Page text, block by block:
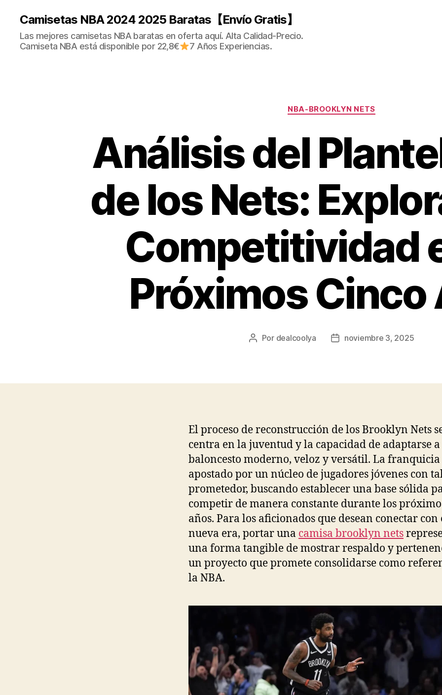
Camisetas NBA 2024 2025 Baratas【Envío Gratis】
Las mejores camisetas NBA baratas en oferta aquí. Alta Calidad-Precio.
Camiseta NBA está disponible por 22,8€
7 Años Experiencias.
Categorías
NBA-BROOKLYN NETS
Análisis del
de los Nets:
Competitividad
Próximos Cinco
Autor
Por dealcoolya
Fechanoviembre 3, 2025
El proceso de reconstrucción de los Brooklyn Nets
centra en la juventud y la capacidad de adaptarse
baloncesto moderno, veloz y versátil. La franquicia
apostado por un núcleo de jugadores jóvenes con
prometedor, buscando establecer una base sólida
competir de manera constante durante los
años. Para los aficionados que desean conectar con
nueva era, portar una camisa brooklyn nets
una forma tangible de mostrar respaldo y
un proyecto que promete consolidarse como
la NBA.